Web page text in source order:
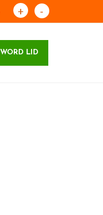
+ -
WORD LID